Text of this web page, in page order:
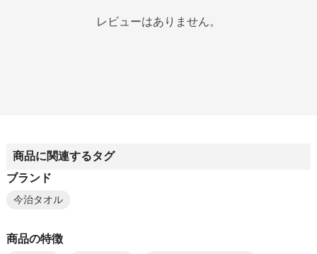
レビューはありません。
商品に関連するタグ
ブランド
今治タオル
商品の特徴